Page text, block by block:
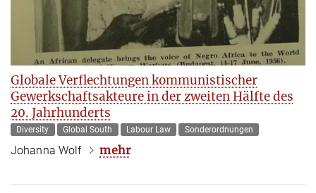
Globale Verflechtungen kommunistischer
Gewerkschaftsakteure in der zweiten Hälfte des
20. Jahrhunderts
Diversity Global South Labour Law Sonderordnungen
Johanna Wolf mehr